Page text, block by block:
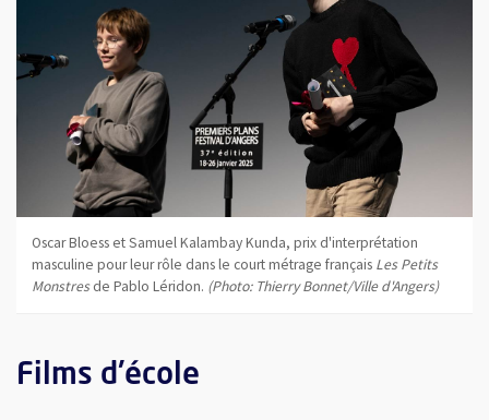
Oscar Bloess et Samuel Kalambay Kunda, prix d'interprétation
masculine pour leur rôle dans le court métrage français Les Petits
Monstresde Pablo Léridon. (Photo: Thierry Bonnet/Ville d'Angers)
Films d'école